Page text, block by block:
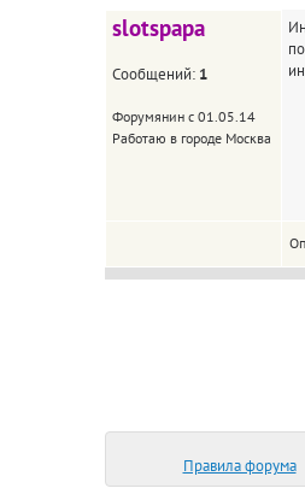
slotspapa
Сообщений: 1
Форумянин с 01.05.14
Работаю в городе Москва
Правила форума